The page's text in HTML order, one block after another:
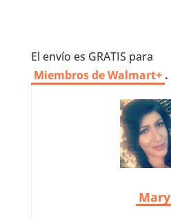
El envío es GRATIS para
Miembros de Walmart+ .
Mary